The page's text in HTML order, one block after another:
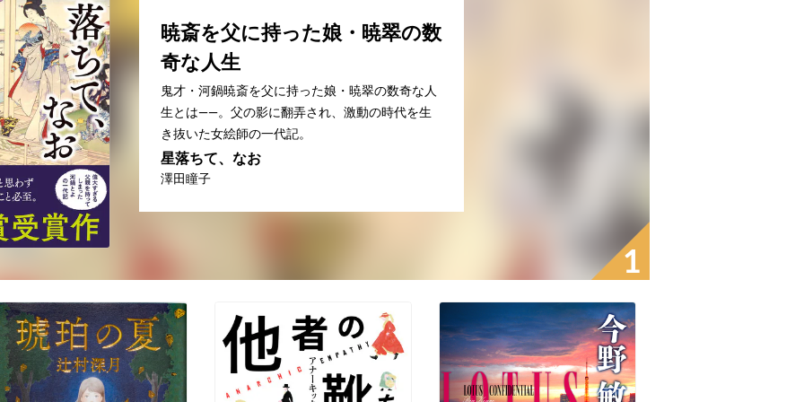
1
暁斎を父に持った娘・暁翠の数
奇な人生
鬼才・河鍋暁斎を父に持った娘・暁翠の数奇な人
生とは――。父の影に翻弄され、激動の時代を生
き抜いた女絵師の一代記。
星落ちて、なお
澤田瞳子